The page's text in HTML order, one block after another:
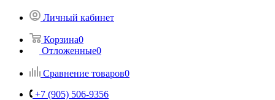
Личный кабинет
Корзина0
Отложенные0
Сравнение товаров0
+7 (905) 506-9356